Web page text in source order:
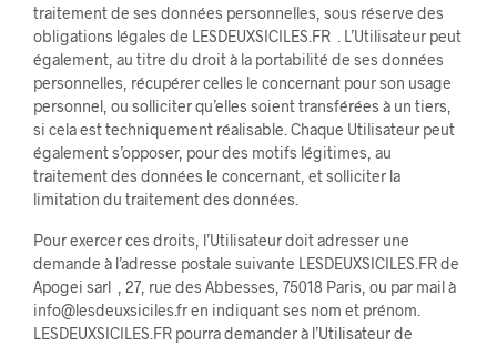
traitement de ses données personnelles, sous réserve des
obligations légales de LESDEUXSICILES.FR . L’Utilisateur peut
également, au titre du droit à la portabilité de ses données
personnelles, récupérer celles le concernant pour son usage
personnel, ou solliciter qu’elles soient transférées à un tiers,
si cela est techniquement réalisable. Chaque Utilisateur peut
également s’opposer, pour des motifs légitimes, au
traitement des données le concernant, et solliciter la
limitation du traitement des données.
Pour exercer ces droits, l’Utilisateur doit adresser une
demande à l’adresse postale suivante LESDEUXSICILES.FR de
Apogei sarl , 27, rue des Abbesses, 75018 Paris, ou par mail à
info@lesdeuxsiciles.fr en indiquant ses nom et prénom.
LESDEUXSICILES.FR pourra demander à l’Utilisateur de